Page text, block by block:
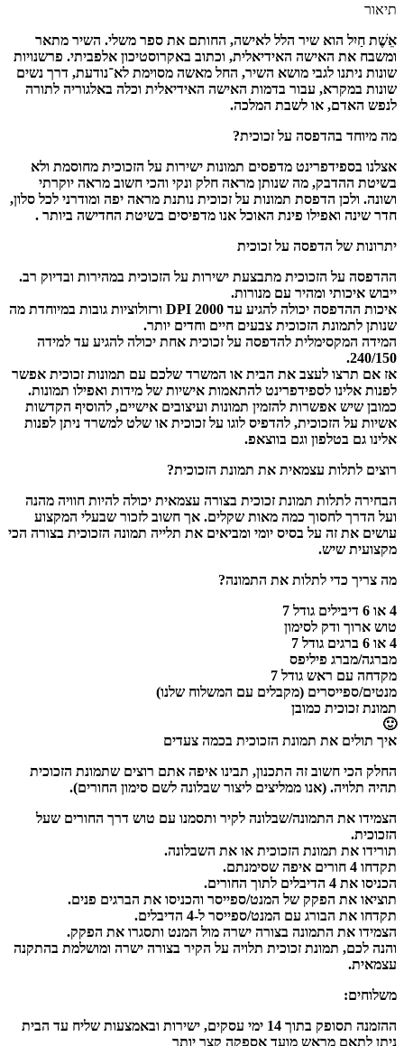
תיאור
אֵשֶׁת חַיִל הוא שיר הלל לאישה, החותם את ספר משלי. השיר מתאר
ומשבח את האישה האידיאלית, וכתוב באקרוסטיכון אלפביתי. פרשנויות
שונות ניתנו לגבי מושא השיר, החל מאשה מסוימת לא־נודעת, דרך נשים
שונות במקרא, עבור בדמות האישה האידיאלית וכלה באלגוריה לתורה
לנפש האדם, או לשבת המלכה.
מה מיוחד בהדפסה על זכוכית?
אצלנו בספידפרינט מדפסים תמונות ישירות על הזכוכית מחוסמת ולא
בשיטת ההדבק, מה שנותן מראה חלק ונקי והכי חשוב מראה יוקרתי
ושונה. ולכן הדפסת תמונות על זכוכית נותנת מראה יפה ומודרני לכל סלון,
חדר שינה ואפילו פינת האוכל אנו מדפיסים בשיטת החדישה ביותר .
יתרונות של הדפסה על זכוכית
ההדפסה על הזכוכית מתבצעת ישירות על הזכוכית במהירות ובדיוק רב.
ייבוש איכותי ומהיר עם מנורות.
איכות ההדפסה יכולה להגיע עד 2000 DPI ורזולוציות גובות במיוחדת מה
שנותן לתמונת הזכוכית צבעים חיים וחדים יותר.
המידה המקסימלית להדפסה על זכוכית אחת יכולה להגיע עד למידה
240/150.
אז אם תרצו לעצב את הבית או המשרד שלכם עם תמונות זכוכית אפשר
לפנות אלינו לספידפרינט להתאמות אישיות של מידות ואפילו תמונות.
כמובן שיש אפשרות להזמין תמונות ועיצובים אישיים, להוסיף הקדשות
אשיות על הזכוכית, להדפיס לוגו על זכוכית או שלט למשרד ניתן לפנות
אלינו גם בטלפון וגם בווצאפ.
רוצים לתלות עצמאית את תמונת הזכוכית?
הבחירה לתלות תמונת זכוכית בצורה עצמאית יכולה להיות חוויה מהנה
ועל הדרך לחסוך כמה מאות שקלים. אך חשוב לזכור שבעלי המקצוע
עושים את זה על בסיס יומי ומביאים את תלייה תמונה הזכוכית בצורה הכי
מקצועית שיש.
מה צריך כדי לתלות את התמונה?
4 או 6 דיבילים גודל 7
טוש ארוך ודק לסימון
4 או 6 ברגים גודל 7
מברגה/מברג פיליפס
מקדחה עם ראש גודל 7
מנטים/ספייסרים (מקבלים עם המשלוח שלנו)
תמונת זכוכית כמובן
🙂
איך תולים את תמונת הזכוכית בכמה צעדים
החלק הכי חשוב זה התכנון, תבינו איפה אתם רוצים שתמונת הזכוכית
תהיה תלויה. (אנו ממליצים ליצור שבלונה לשם סימון החורים).
הצמידו את התמונה/שבלונה לקיר ותסמנו עם טוש דרך החורים שעל
הזכוכית.
תורידו את תמונת הזכוכית או את השבלונה.
תקדחו 4 חורים איפה שסימנתם.
הכניסו את 4 הדיבלים לתוך החורים.
תוציאו את הפקק של המנט/ספייסר והכניסו את הברגים פנים.
תקדחו את הבורג עם המנט/ספייסר ל-4 הדיבלים.
הצמידו את התמונה בצורה ישרה מול המנט ותסגרו את הפקק.
והנה לכם, תמונת זכוכית תלויה על הקיר בצורה ישרה ומושלמת בהתקנה
עצמאית.
משלוחים:
ההזמנה תסופק בתוך 14 ימי עסקים, ישירות ובאמצעות שליח עד הבית
ניתן לתאם מראש מועד אספקה קצר יותר